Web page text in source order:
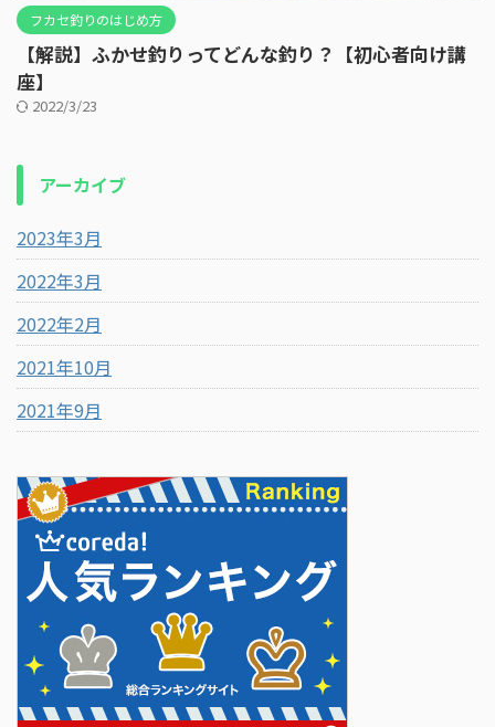
フカセ釣りのはじめ方
【解説】ふかせ釣りってどんな釣り？【初心者向け講
座】
2022/3/23
アーカイブ
2023年3月
2022年3月
2022年2月
2021年10月
2021年9月